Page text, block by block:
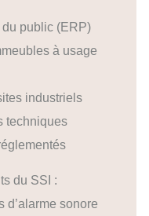
public (ERP)
à usage
industriels
techniques
du SSI :
d’alarme sonore